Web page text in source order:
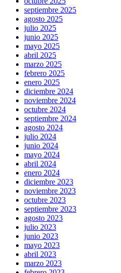
septiembre 2025
agosto 2025
julio 2025
junio 2025
mayo 2025
abril 2025
marzo 2025
febrero 2025
enero 2025
diciembre 2024
noviembre 2024
octubre 2024
septiembre 2024
agosto 2024
julio 2024
junio 2024
mayo 2024
abril 2024
enero 2024
diciembre 2023
noviembre 2023
octubre 2023
septiembre 2023
agosto 2023
julio 2023
junio 2023
mayo 2023
abril 2023
marzo 2023